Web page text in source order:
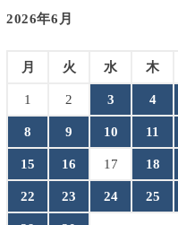
2026年6月
月 火 水 木
1 2 3 4
8 9 10 11
15 16 17 18
22 23 24 25